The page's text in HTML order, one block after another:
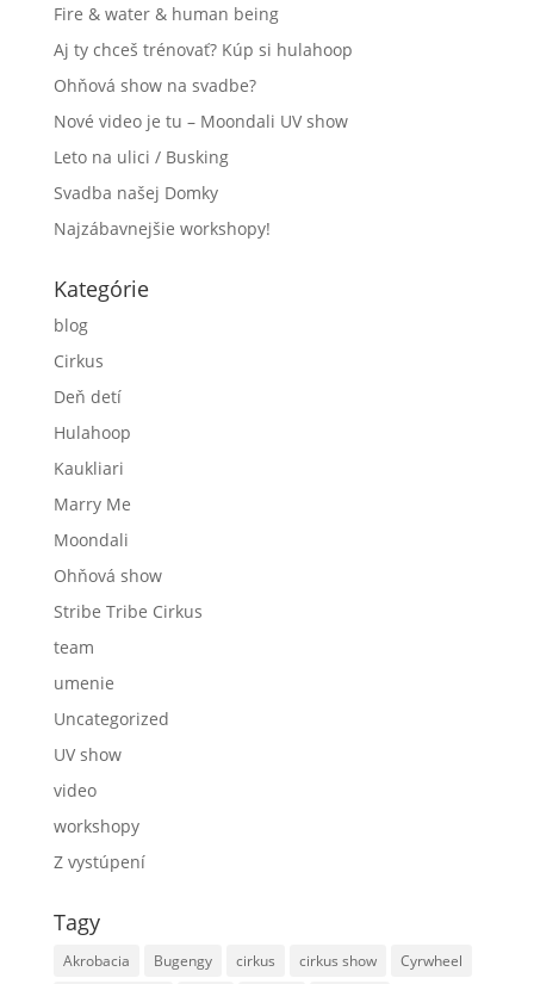
Fire & water & human being
Aj ty chceš trénovať? Kúp si hulahoop
Ohňová show na svadbe?
Nové video je tu – Moondali UV show
Leto na ulici / Busking
Svadba našej Domky
Najzábavnejšie workshopy!
Kategórie
blog
Cirkus
Deň detí
Hulahoop
Kaukliari
Marry Me
Moondali
Ohňová show
Stribe Tribe Cirkus
team
umenie
Uncategorized
UV show
video
workshopy
Z vystúpení
Tagy
Akrobacia Bugengy cirkus cirkus show
Cyrwheel